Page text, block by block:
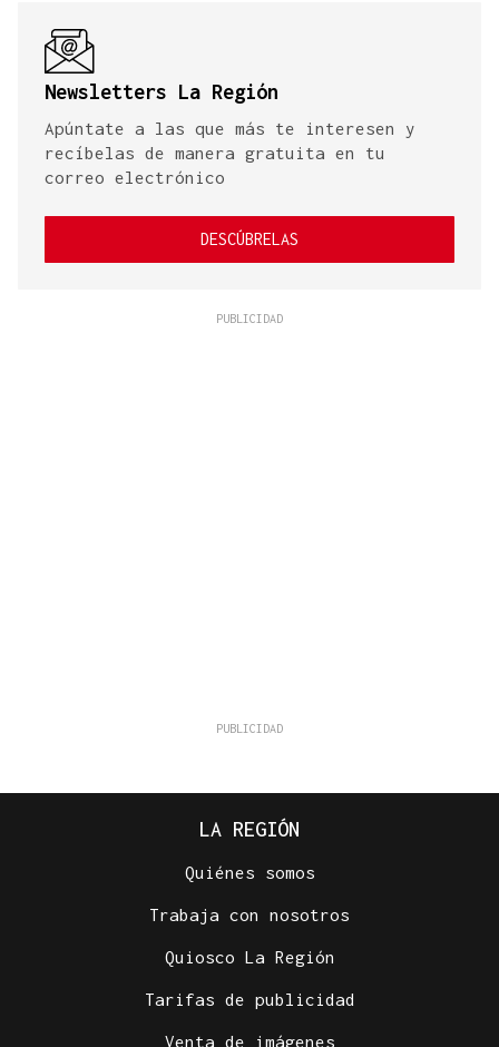
Newsletters La Región
Apúntate a las que más te interesen y
recíbelas de manera gratuita en tu
correo electrónico
DESCÚBRELAS
LA REGIÓN
Quiénes somos
Trabaja con nosotros
Quiosco La Región
Tarifas de publicidad
Venta de imágenes